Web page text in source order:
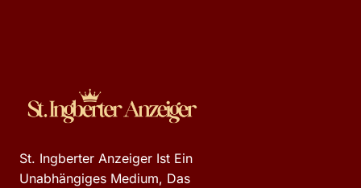
St. Ingberter Anzeiger Ist Ein
Unabhängiges Medium, Das